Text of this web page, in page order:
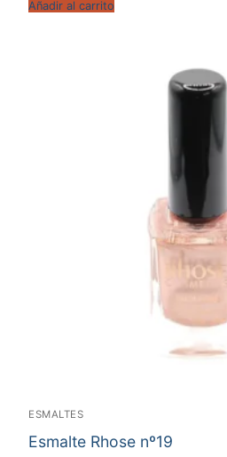
Añadir al carrito
ESMALTES
Esmalte Rhose nº19